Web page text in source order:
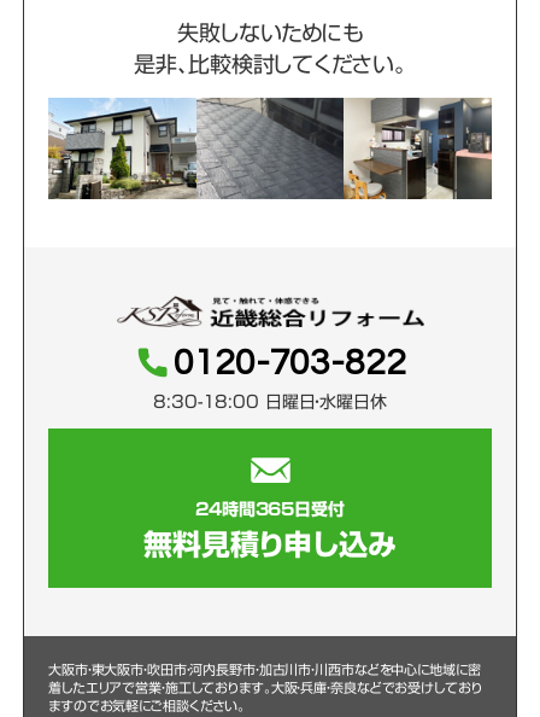
失敗しないためにも
是非、比較検討してください。
0120-703-822
8:30-18:00 日曜日・水曜日休
24時間365日受付
無料見積り申し込み
大阪市・東大阪市・吹田市・河内長野市・加古川市・川西市などを中心に地域に密
着したエリアで営業・施工しております。大阪・兵庫・奈良などでお受けしており
ますのでお気軽にご相談ください。